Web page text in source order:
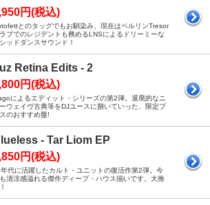
円(税込)
とのタッグでもお馴染み、現在はベルリンTresor
ブでのレジデントも務めるLNSによるドリーミーな
ッドダンスサウンド！
Retina Edits - 2
円(税込)
によるエディット・シリーズの第2弾。退廃的なニ
ウェイヴ古典等をDJユースに捌いていった、限定プ
のおすすめ盤!
- Tar Liom EP
円(税込)
代に活躍したカルト・ユニットの復活作第2弾。今
清涼感溢れる傑作ディープ・ハウス揃いです。大推